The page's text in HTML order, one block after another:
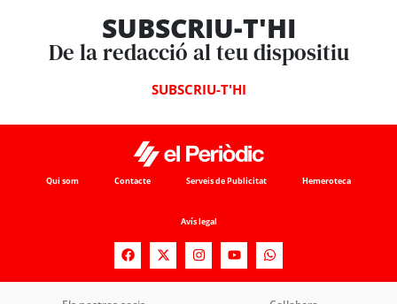
SUBSCRIU-T'HI
De la redacció al teu dispositiu
SUBSCRIU-T'HI
Qui som Contacte Serveis de Publicitat Hemeroteca
Avís legal